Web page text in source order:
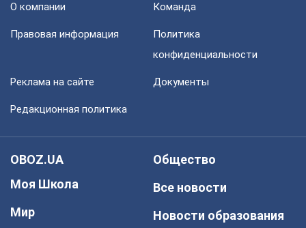
О компании Команда
Правовая информация
Политика
конфиденциальности
Реклама на сайте Документы
Редакционная политика
OBOZ.UA
Моя Школа
Мир
Общество
Все новости
Новости образования